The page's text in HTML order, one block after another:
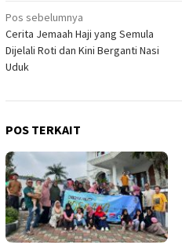
Navigasi
pos
Pos sebelumnya
Cerita Jemaah Haji yang Semula
Dijelali Roti dan Kini Berganti Nasi
Uduk
POS TERKAIT